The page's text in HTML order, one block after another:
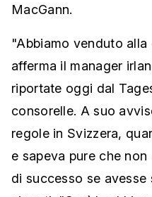
MacGann.
"Abbiamo venduto alla
afferma il manager
riportate oggi dal
consorelle. A suo
regole in Svizzera,
e sapeva pure che
di successo se